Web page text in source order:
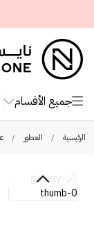
جميع الأقسام
الرئيسية / العطور /